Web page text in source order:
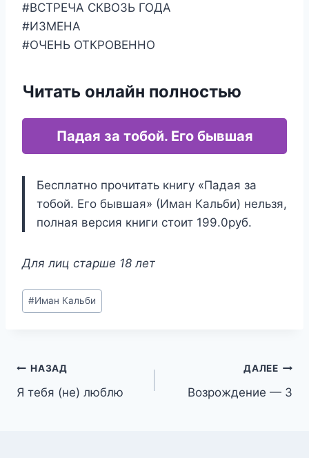
#ВСТРЕЧА СКВОЗЬ ГОДА
#ИЗМЕНА
#ОЧЕНЬ ОТКРОВЕННО
Читать онлайн полностью
Падая за тобой. Его бывшая
Бесплатно прочитать книгу «Падая за
тобой. Его бывшая» (Иман Кальби) нельзя,
полная версия книги стоит 199.0руб.
Для лиц старше 18 лет
Метки
записи:
#Иман Кальби
Навигация
по
НАЗАД
Я тебя (не) люблю
ДАЛЕЕ
Возрождение — 3